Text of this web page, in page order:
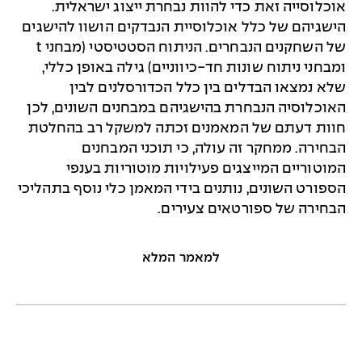
אוכלוסייה זאת כדי להוות נבחרת ייצוג ישראלית.
הישגיהם של כלל אוכלוסיית הנבדקים הושוו להישגים
של השחקנים הנבחרים. הניתוח הסטטיסטי (מבחני t
ומבחני ניתוח שונות חד-כיווניים) גילה באופן כללי,
שלא נמצאו הבדלים בין כלל הכדורסלנים לבין
האוכלוסיה הנבחרת בהישגיהם במבחנים השונים, לכן
חוות דעתם של המאמנים זכתה למשקל רב בהחלטת
הבחירה. ממחקר זה עולה, כי תוכני המבחנים
המוטוריים המייצגים פעילויות מוטוריות בענפי
הספורט השונים, נותנים בידי המאמן כלי נוסף בתהליכי
הבחירה של ספורטאים צעירים.
למאמר המלא